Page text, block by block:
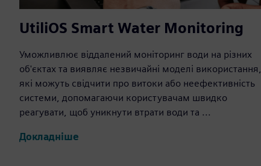
UtiliOS Smart Water Monitoring
Уможливлює віддалений моніторинг води на різних
об'єктах та виявляє незвичайні моделі використання,
які можуть свідчити про витоки або неефективність
системи, допомагаючи користувачам швидко
реагувати, щоб уникнути втрати води та ...
Докладніше